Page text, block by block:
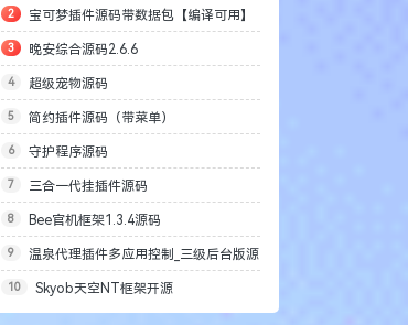
2 宝可梦插件源码带数据包【编译可用】
3 晚安综合源码2.6.6
4 超级宠物源码
5 简约插件源码（带菜单）
6 守护程序源码
7 三合一代挂插件源码
8 Bee官机框架1.3.4源码
9 温泉代理插件多应用控制_三级后台版源
码10 Skyob天空NT框架开源